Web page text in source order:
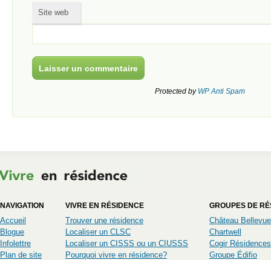
Site web
Protected by WP Anti Spam
NAVIGATION
Accueil
Blogue
Infolettre
Plan de site
VIVRE EN RÉSIDENCE
Trouver une résidence
Localiser un CLSC
Localiser un CISSS ou un CIUSSS
Pourquoi vivre en résidence?
GROUPES DE
Château Bellevue
Chartwell
Cogir Résidences
Groupe Édifio